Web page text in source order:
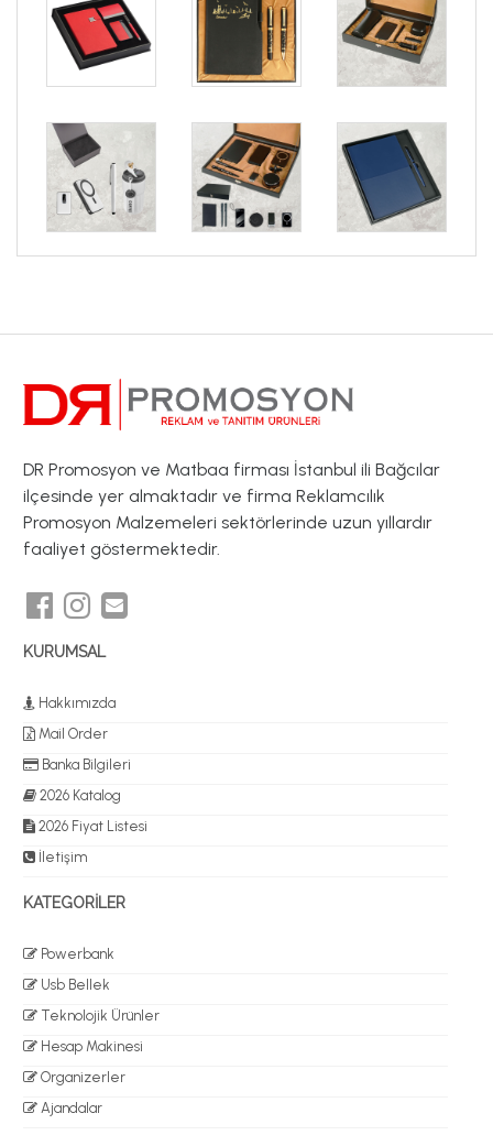
DR Promosyon ve Matbaa firması İstanbul ili Bağcılar
ilçesinde yer almaktadır ve firma Reklamcılık
Promosyon Malzemeleri sektörlerinde uzun yıllardır
faaliyet göstermektedir.
KURUMSAL
Hakkımızda
Mail Order
Banka Bilgileri
2026 Katalog
2026 Fiyat Listesi
İletişim
KATEGORİLER
Powerbank
Usb Bellek
Teknolojik Ürünler
Hesap Makinesi
Organizerler
Ajandalar